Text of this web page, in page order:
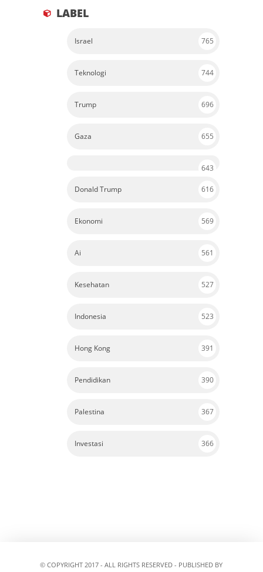
LABEL
Israel 765
Teknologi 744
Trump 696
Gaza 655
643
Donald Trump 616
Ekonomi 569
Ai 561
Kesehatan 527
Indonesia 523
Hong Kong 391
Pendidikan 390
Palestina 367
Investasi 366
© COPYRIGHT 2017 - ALL RIGHTS RESERVED - PUBLISHED BY